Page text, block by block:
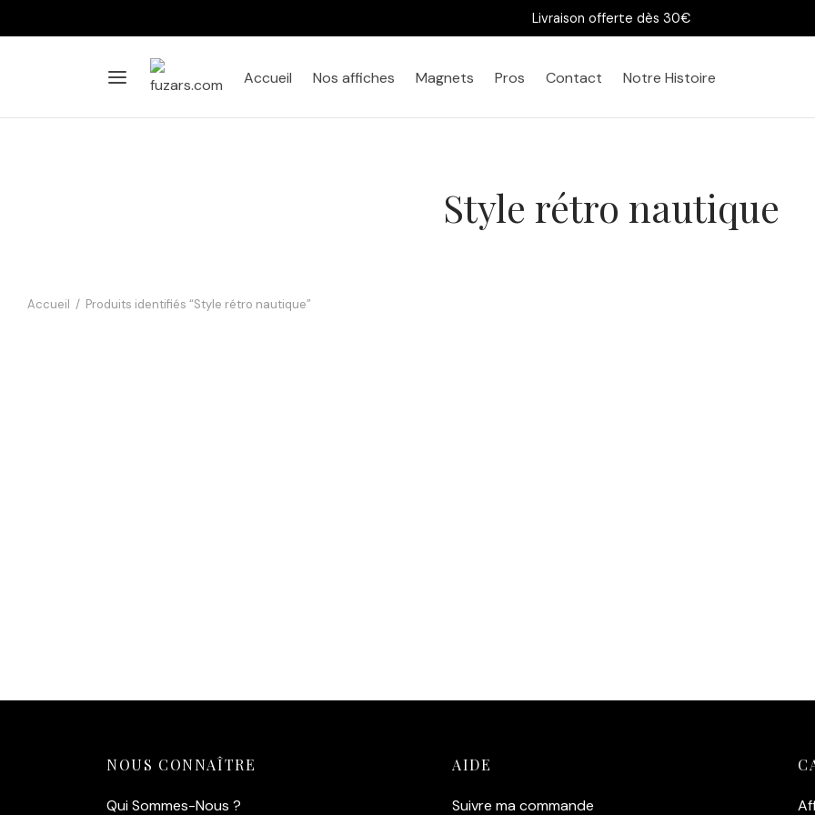
Livraison offerte dès 30€
Accueil Nos affiches Magnets Pros Contact Notre Histoire
Style rétro nautique
Accueil / Produits identifiés “Style rétro nautique”
NOUS CONNAÎTRE
Qui Sommes-Nous ?
AIDE
Suivre ma commande